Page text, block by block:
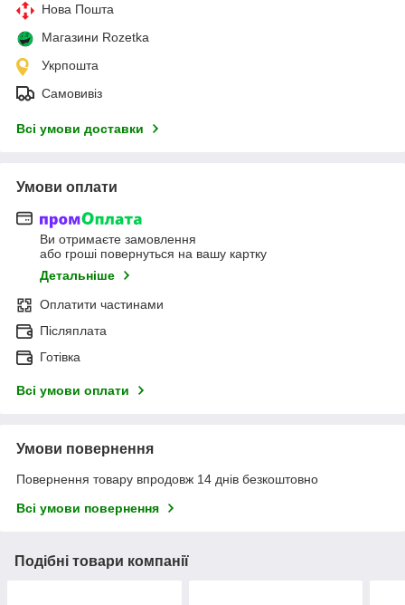
Нова Пошта
Магазини Rozetka
Укрпошта
Самовивіз
Всі умови доставки
Умови оплати
Ви отримаєте замовлення
або гроші повернуться на вашу картку
Детальніше
Оплатити частинами
Післяплата
Готівка
Всі умови оплати
Умови повернення
Повернення товару впродовж 14 днів безкоштовно
Всі умови повернення
Подібні товари компанії